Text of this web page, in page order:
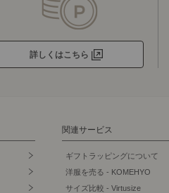
詳しくはこちら
関連サービス
ギフトラッピングについて
洋服を売る - KOMEHYO
サイズ比較 - Virtusize